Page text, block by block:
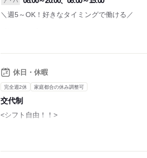
＼週5～OK！好きなタイミングで働ける／
詳細は面接の際にお伝えします
■基本的には直行直帰です！
・休憩時間：60分(勤務時間が6時間以上の場合)
・実働時間：1日あたり8時間程度
・平均所定労働時間：1ヶ月あたり130時間程度
休日・休暇
完全週2休 家庭都合の休み調整可
交代制
<シフト自由！！>